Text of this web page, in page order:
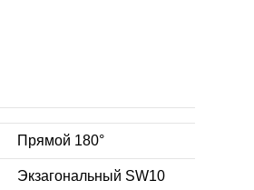
Прямой 180°
Экзагональный SW10